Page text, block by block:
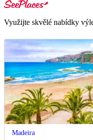
Využijte skvělé nabídky
Madeira